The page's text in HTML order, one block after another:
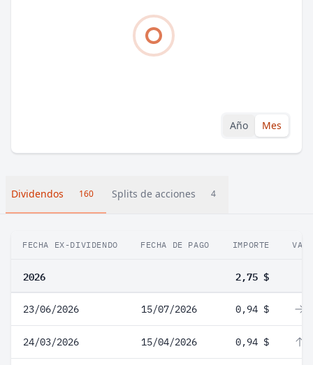
Año Mes
Dividendos 160 Splits de acciones 4
FECHA EX-DIVIDENDO FECHA DE PAGO IMPORTE
2026 2,75 $
23/06/2026 15/07/2026 0,94 $
24/03/2026 15/04/2026 0,94 $